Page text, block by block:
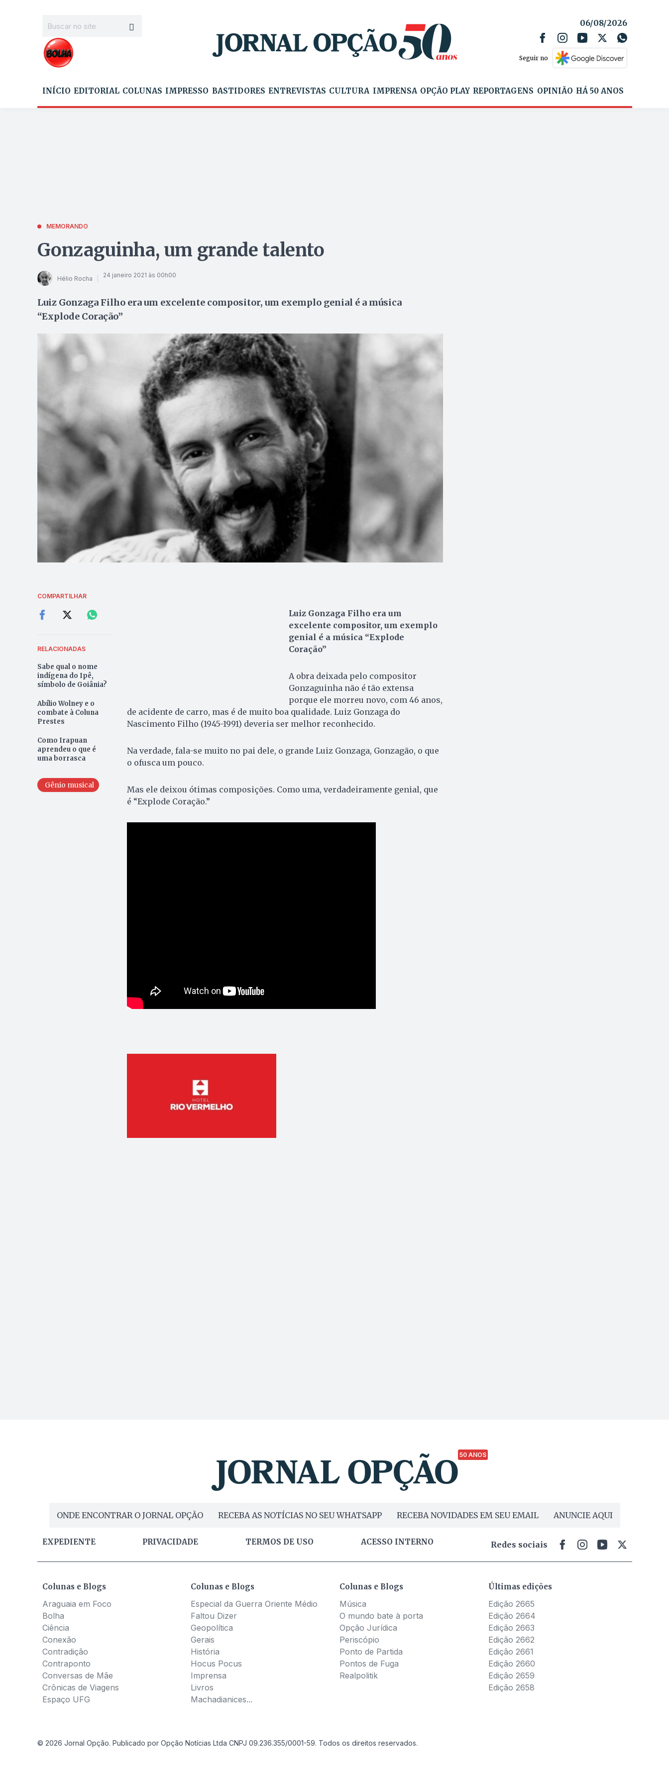
06/08/2026
Seguir no
INÍCIO EDITORIAL COLUNAS IMPRESSO BASTIDORES ENTREVISTAS CULTURA IMPRENSA OPÇÃO PLAY REPORTAGENS OPINIÃO HÁ 50 ANOS
MEMORANDO
Gonzaguinha, um grande talento
Hélio Rocha 24 janeiro 2021 às 00h00
Luiz Gonzaga Filho era um excelente compositor, um exemplo genial é a música
“Explode Coração”
COMPARTILHAR
RELACIONADAS
Sabe qual o nome
indígena do Ipê,
símbolo de Goiânia?
Abílio Wolney e o
combate à Coluna
Prestes
Como Irapuan
aprendeu o que é
uma borrasca
Gênio musical
Luiz Gonzaga Filho era um
excelente compositor, um exemplo
genial é a música “Explode
Coração”
A obra deixada pelo compositor
Gonzaguinha não é tão extensa
porque ele morreu novo, com 46 anos,
de acidente de carro, mas é de muito boa qualidade. Luiz Gonzaga do
Nascimento Filho (1945-1991) deveria ser melhor reconhecido.
Na verdade, fala-se muito no pai dele, o grande Luiz Gonzaga, Gonzagão, o que
o ofusca um pouco.
Mas ele deixou ótimas composições. Como uma, verdadeiramente genial, que
é “Explode Coração.”
50 ANOS
ONDE ENCONTRAR O JORNAL OPÇÃO RECEBA AS NOTÍCIAS NO SEU WHATSAPP RECEBA NOVIDADES EM SEU EMAIL ANUNCIE AQUI
EXPEDIENTE PRIVACIDADE TERMOS DE USO ACESSO INTERNO Redes sociais
Colunas e Blogs
Araguaia em Foco
Bolha
Ciência
Conexão
Contradição
Contraponto
Conversas de Mãe
Crônicas de Viagens
Espaço UFG
Colunas e Blogs
Especial da Guerra Oriente Médio
Faltou Dizer
Geopolítica
Gerais
História
Hocus Pocus
Imprensa
Livros
Machadianices...
Colunas e Blogs
Música
O mundo bate à porta
Opção Jurídica
Periscópio
Ponto de Partida
Pontos de Fuga
Realpolitik
Últimas edições
Edição 2665
Edição 2664
Edição 2663
Edição 2662
Edição 2661
Edição 2660
Edição 2659
Edição 2658
© 2026 Jornal Opção. Publicado por Opção Notícias Ltda CNPJ 09.236.355/0001-59. Todos os direitos reservados.